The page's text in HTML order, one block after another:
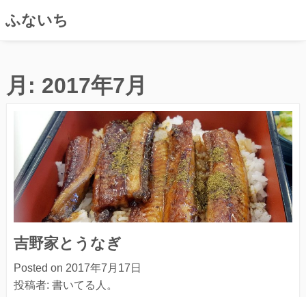
ふないち
月: 2017年7月
吉野家とうなぎ
Posted on 2017年7月17日
投稿者: 書いてる人。